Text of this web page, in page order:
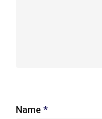
Name *